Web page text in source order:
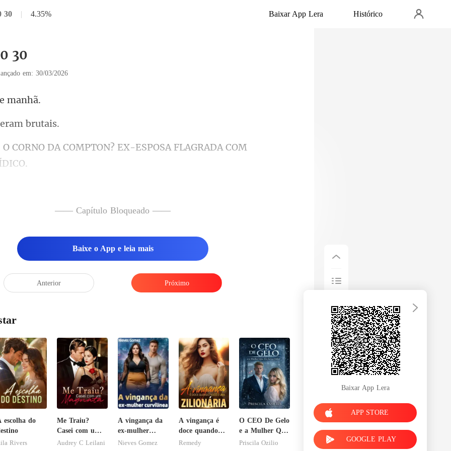
30 | 4.35% Baixar App Lera Histórico
30
em: 30/03/2026
COMPTON? EX-ESPOSA FLAGR
—— Capítulo Bloqueado ——
Baixe o App e leia mais
Anterior Próximo
escolha do
Rivers
Me Traiu?
Casei com um
Magnata
Audrey C Leilani
A vingança da
ex-mulher
curvilínea
Nieves Gomez
A vingança é
doce quando
você é uma
Remedy
O CEO De Gelo
e a Mulher Que
Ele Jurou
Priscila Ozilio
Baixar App Lera
APP STORE
GOOGLE PLAY